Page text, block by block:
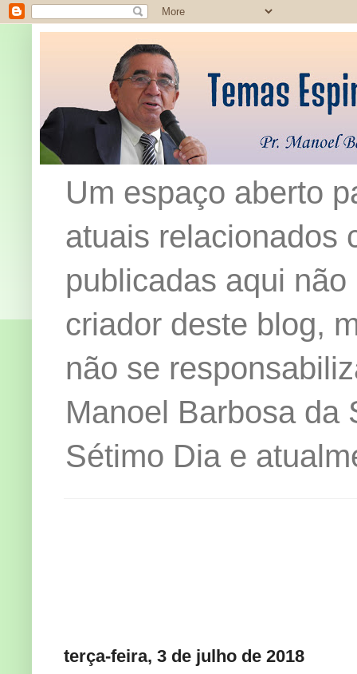
Um espaço aberto
atuais relacionados
publicadas aqui
criador deste blog,
não se
Manoel Barbosa da
Sétimo Dia e
terça-feira, 3 de julho de 2018